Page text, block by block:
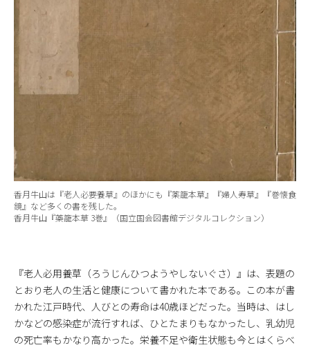
香月牛山は『老人必要養草』のほかにも『薬籠本草』『婦人寿草』『巻懐食
鏡』など多くの書を残した。
香月牛山『藥籠本草 3巻』（国立国会図書館デジタルコレクション）
『老人必用養草（ろうじんひつようやしないぐさ）』は、表題の
とおり老人の生活と健康について書かれた本である。この本が書
かれた江戸時代、人びとの寿命は40歳ほどだった。当時は、はし
かなどの感染症が流行すれば、ひとたまりもなかったし、乳幼児
の死亡率もかなり高かった。栄養不足や衛生状態も今とはくらべ